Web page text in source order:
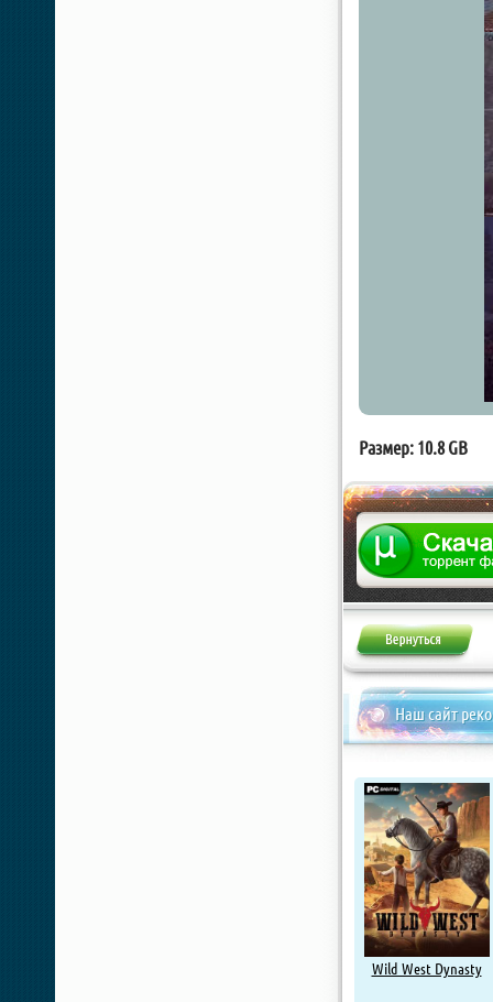
Размер: 10.8 GB
Наш сайт
Wild West Dynasty